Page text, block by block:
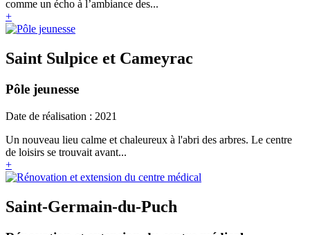
comme un écho à l’ambiance des...
+
Saint Sulpice et Cameyrac
Pôle jeunesse
Date de réalisation : 2021
Un nouveau lieu calme et chaleureux à l'abri des arbres. Le centre
de loisirs se trouvait avant...
+
Saint-Germain-du-Puch